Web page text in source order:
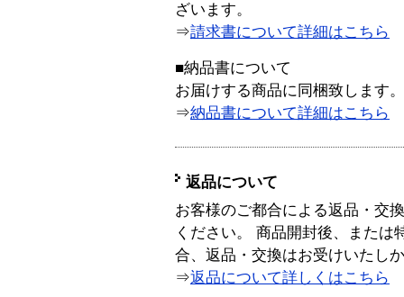
ざいます。
⇒請求書について詳細はこちら
■納品書について
お届けする商品に同梱致します。
⇒納品書について詳細はこちら
返品について
お客様のご都合による返品・交
ください。 商品開封後、または
合、返品・交換はお受けいたし
⇒返品について詳しくはこちら